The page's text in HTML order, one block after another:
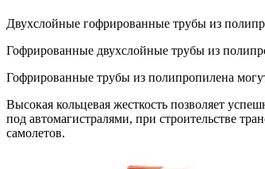
Двухслойные гофрированные трубы из
Гофрированные двухслойные трубы из
Гофрированные трубы из полипропилена
Высокая кольцевая жесткость позволяет
под автомагистралями, при строительстве
самолетов.